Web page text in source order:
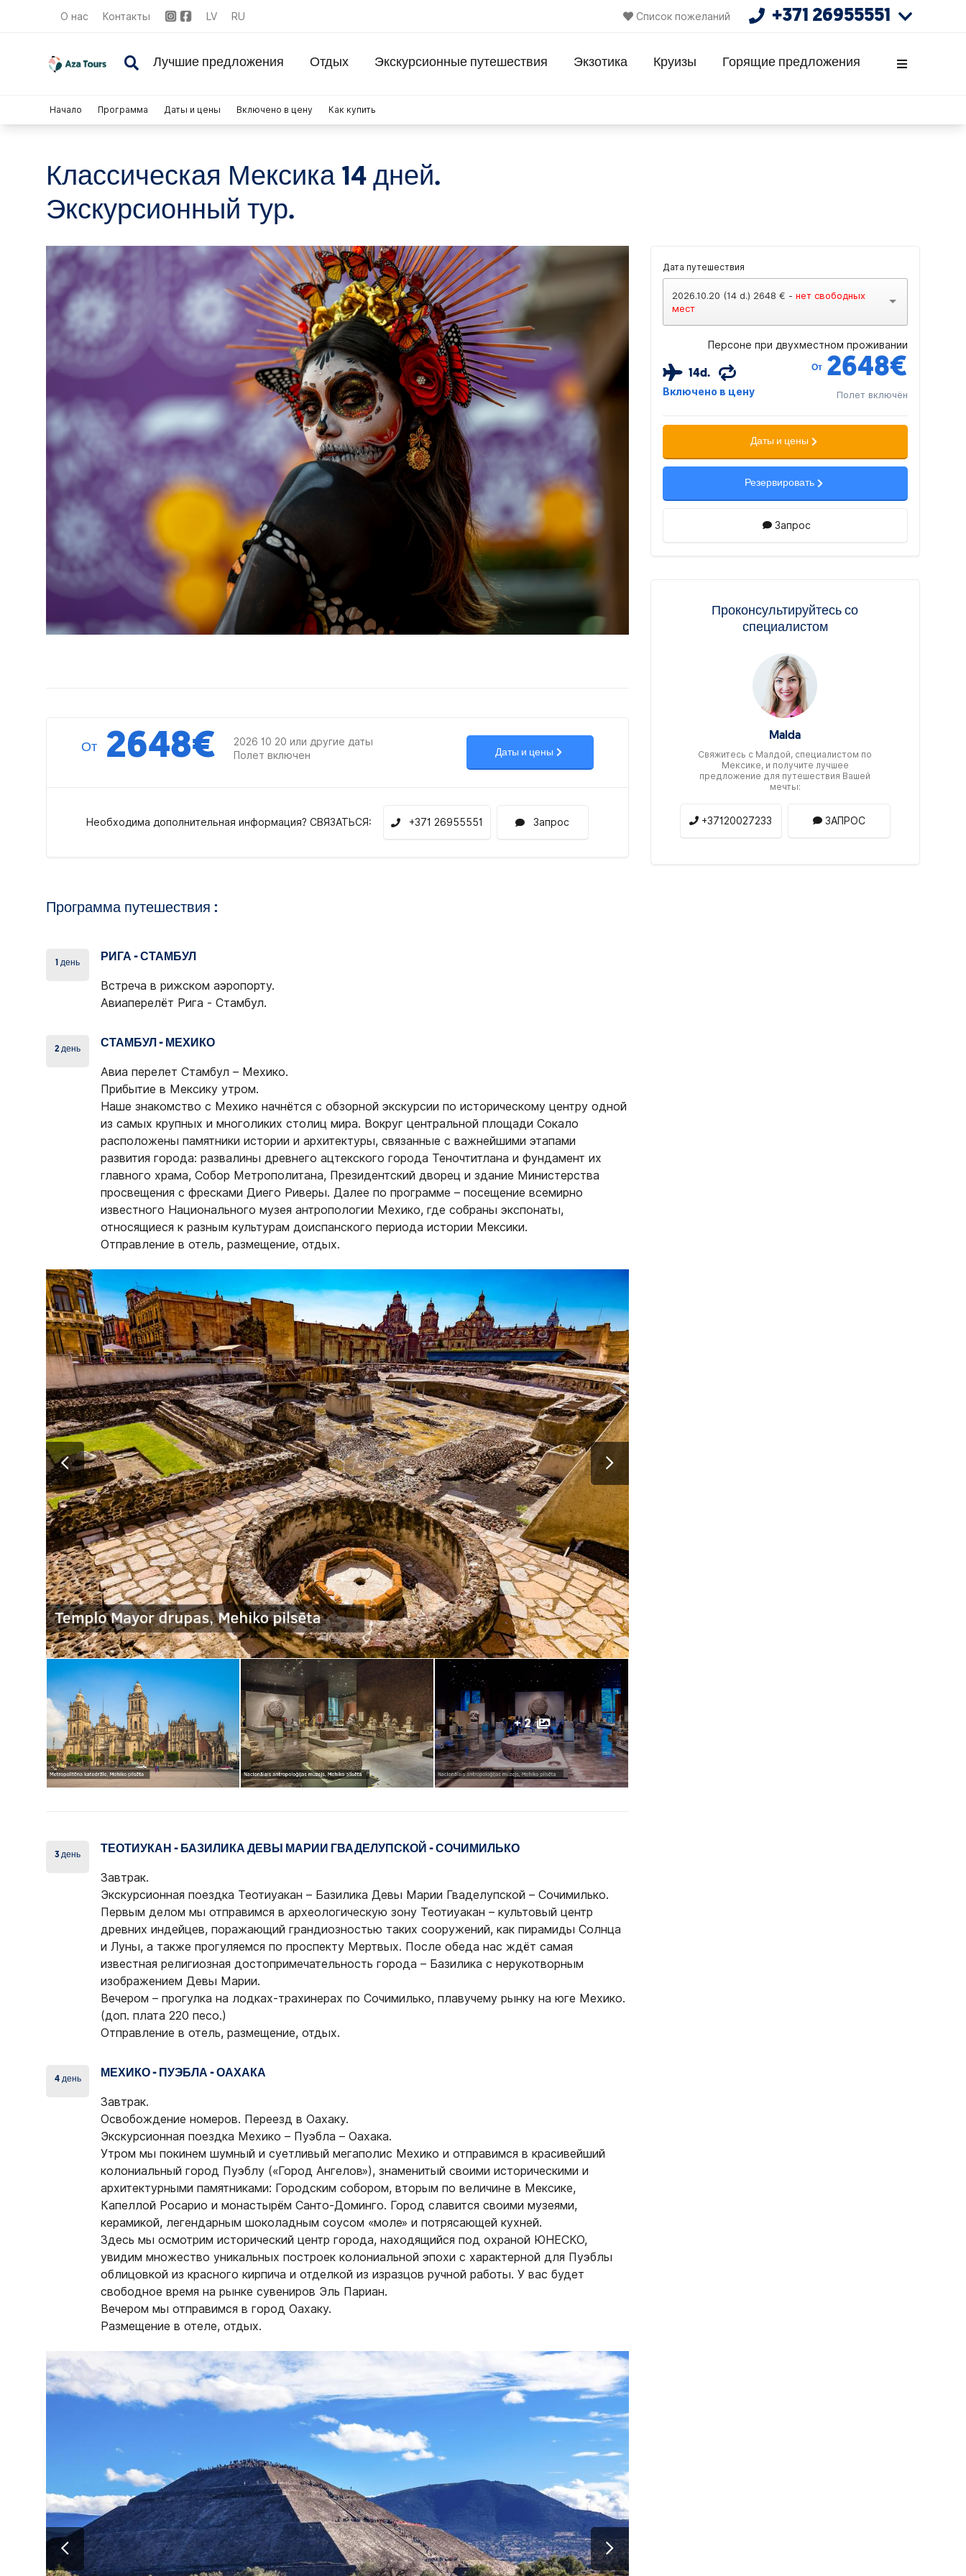
О нас Контакты LV RU Список пожеланий +371 26955551
Лучшие предложения Отдых Экскурсионные путешествия Экзотика Круизы Горящие предложения
Классическая Мексика 14 дней.
Экскурсионный тур.
Начало Программа Даты и цены Включено в цену Как купить
От 2648€
2026 10 20 или другие даты
Полет включен
Даты и цены
Необходима дополнительная информация? СВЯЗАТЬСЯ: +371 26955551 Запрос
Программа путешествия :
1 день РИГА - СТАМБУЛ
Встреча в рижском аэропорту.
Авиаперелёт Рига - Стамбул.
2 день СТАМБУЛ - МЕХИКО
Авиа перелет Стамбул – Мехико.
Прибытие в Мексику утром.
Наше знакомство с Мехико начнётся с обзорной экскурсии по историческому центру одной
из самых крупных и многоликих столиц мира. Вокруг центральной площади Сокало
расположены памятники истории и архитектуры, связанные с важнейшими этапами
развития города: развалины древнего ацтекского города Теночтитлана и фундамент их
главного храма, Собор Метрополитана, Президентский дворец и здание Министерства
просвещения с фресками Диего Риверы. Далее по программе – посещение всемирно
известного Национального музея антропологии Мехико, где собраны экспонаты,
относящиеся к разным культурам доиспанского периода истории Мексики.
Отправление в отель, размещение, отдых.
+ 2
3 день ТЕОТИУКАН - БАЗИЛИКА ДЕВЫ МАРИИ ГВАДЕЛУПСКОЙ - СОЧИМИЛЬКО
Завтрак.
Экскурсионная поездка Теотиуакан – Базилика Девы Марии Гваделупской – Сочимилько.
Первым делом мы отправимся в археологическую зону Теотиуакан – культовый центр
древних индейцев, поражающий грандиозностью таких сооружений, как пирамиды Солнца
и Луны, а также прогуляемся по проспекту Мертвых. После обеда нас ждёт самая
известная религиозная достопримечательность города – Базилика с нерукотворным
изображением Девы Марии.
Вечером – прогулка на лодках-трахинерах по Сочимилько, плавучему рынку на юге Мехико.
(доп. плата 220 песо.)
Отправление в отель, размещение, отдых.
4 день МЕХИКО - ПУЭБЛА - ОАХАКА
Завтрак.
Освобождение номеров. Переезд в Оахаку.
Экскурсионная поездка Мехико – Пуэбла – Оахака.
Утром мы покинем шумный и суетливый мегаполис Мехико и отправимся в красивейший
колониальный город Пуэблу («Город Ангелов»), знаменитый своими историческими и
архитектурными памятниками: Городским собором, вторым по величине в Мексике,
Капеллой Росарио и монастырём Санто-Доминго. Город славится своими музеями,
керамикой, легендарным шоколадным соусом «моле» и потрясающей кухней.
Здесь мы осмотрим исторический центр города, находящийся под охраной ЮНЕСКО,
увидим множество уникальных построек колониальной эпохи с характерной для Пуэблы
облицовкой из красного кирпича и отделкой из изразцов ручной работы. У вас будет
свободное время на рынке сувениров Эль Париан.
Вечером мы отправимся в город Оахаку.
Размещение в отеле, отдых.
Дата путешествия
2026.10.20 (14 d.) 2648 € - нет свободных
мест
Персоне при двухместном проживании
14d.
От 2648€
Включено в цену Полет включён
Даты и цены
Резервировать
Запрос
Проконсультируйтесь со
специалистом
Malda
Свяжитесь c Малдой, специалистом по
Мексике, и получите лучшее
предложение для путешествия Вашей
мечты:
+37120027233 ЗАПРОС